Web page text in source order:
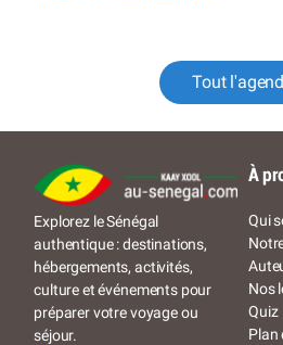
Tout
Explorez le Sénégal
authentique : destinations,
hébergements, activités,
culture et événements pour
préparer votre voyage ou
séjour.
À
Qui
Nos
Quiz
Plan